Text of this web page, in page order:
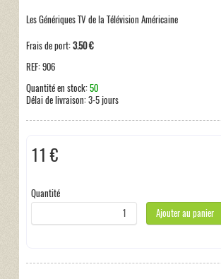
Les Génériques TV de la Télévision Américaine
Frais de port:3.50 €
REF:906
Quantité en stock:50
Délai de livraison:3-5 jours
11 €
Quantité
Ajouter au panier